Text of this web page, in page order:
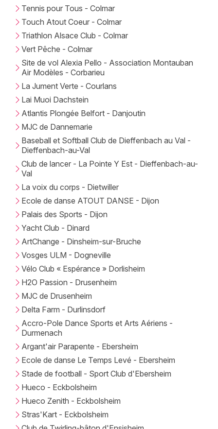
Tennis pour Tous - Colmar
Touch Atout Coeur - Colmar
Triathlon Alsace Club - Colmar
Vert Pêche - Colmar
Site de vol Alexia Pello - Association Montauban
Air Modèles - Corbarieu
La Jument Verte - Courlans
Lai Muoi Dachstein
Atlantis Plongée Belfort - Danjoutin
MJC de Dannemarie
Baseball et Softball Club de Dieffenbach au Val -
Dieffenbach-au-Val
Club de lancer - La Pointe Y Est - Dieffenbach-au-
Val
La voix du corps - Dietwiller
Ecole de danse ATOUT DANSE - Dijon
Palais des Sports - Dijon
Yacht Club - Dinard
ArtChange - Dinsheim-sur-Bruche
Vosges ULM - Dogneville
Vélo Club « Espérance » Dorlisheim
H2O Passion - Drusenheim
MJC de Drusenheim
Delta Farm - Durlinsdorf
Accro-Pole Dance Sports et Arts Aériens -
Durmenach
Argant'air Parapente - Ebersheim
Ecole de danse Le Temps Levé - Ebersheim
Stade de football - Sport Club d'Ebersheim
Hueco - Eckbolsheim
Hueco Zenith - Eckbolsheim
Stras'Kart - Eckbolsheim